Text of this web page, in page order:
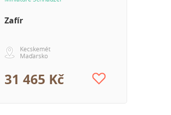
Zafír
Kecskemét
Maďarsko
31 465 Kč